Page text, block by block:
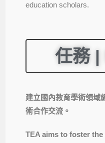
education scholars.
任務
建立國內教育學術領域
術合作交流。
TEA aims to foster